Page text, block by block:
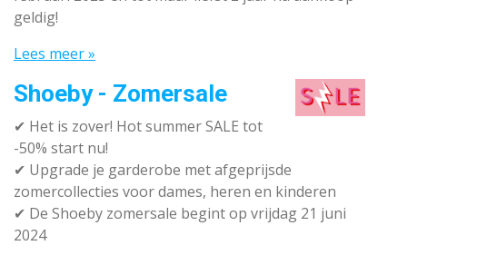
geldig!
Lees meer »
Shoeby - Zomersale
✔ Het is zover! Hot summer SALE tot
-50% start nu!
✔ Upgrade je garderobe met afgeprijsde
zomercollecties voor dames, heren en kinderen
✔ De Shoeby zomersale begint op vrijdag 21 juni
2024